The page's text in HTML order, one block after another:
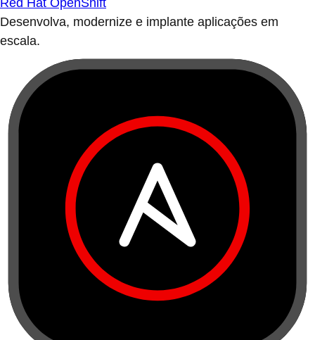
Red Hat OpenShift
Desenvolva, modernize e implante aplicações em
escala.